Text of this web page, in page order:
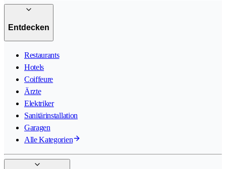
Entdecken
Restaurants
Hotels
Coiffeure
Ärzte
Elektriker
Sanitärinstallation
Garagen
Alle Kategorien